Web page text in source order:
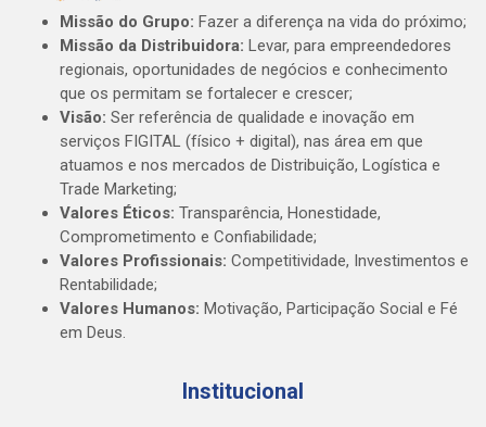
Missão do Grupo: Fazer a diferença na vida do próximo;
Missão da Distribuidora: Levar, para empreendedores
regionais, oportunidades de negócios e conhecimento
que os permitam se fortalecer e crescer;
Visão: Ser referência de qualidade e inovação em
serviços FIGITAL (físico + digital), nas área em que
atuamos e nos mercados de Distribuição, Logística e
Trade Marketing;
Valores Éticos: Transparência, Honestidade,
Comprometimento e Confiabilidade;
Valores Profissionais: Competitividade, Investimentos e
Rentabilidade;
Valores Humanos: Motivação, Participação Social e Fé
em Deus.
Institucional